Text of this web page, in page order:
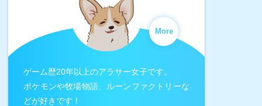
More
ゲーム歴20年以上のアラサー女子です。
ポケモンや牧場物語、ルーンファクトリーな
どが好きです！